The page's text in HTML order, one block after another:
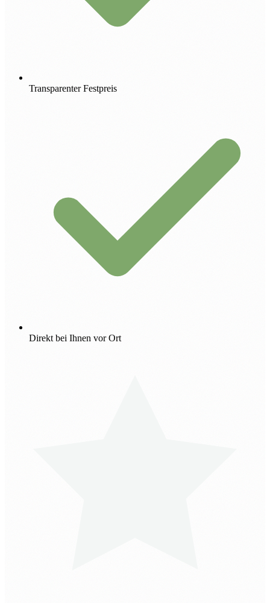
Transparenter Festpreis
Direkt bei Ihnen vor Ort